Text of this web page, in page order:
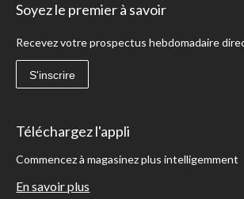
Soyez le premier à savoir
Recevez votre prospectus hebdomadaire
S'inscrire
Téléchargez l'appli
Commencez à magasinez plus intelligemment
En savoir plus